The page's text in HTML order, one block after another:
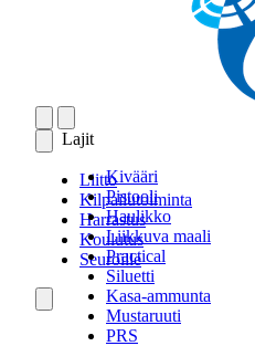
Lajit
Kivääri
Pistooli
Haulikko
Liikkuva maali
Practical
Siluetti
Kasa-ammunta
Mustaruuti
PRS
Liitto
Kilpailutoiminta
Harrastus
Koulutus
Seuroille